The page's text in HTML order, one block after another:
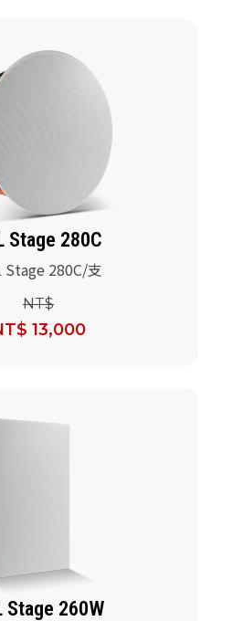
Stage 280C
Stage 280C/支
NT$
13,000
Stage 260W